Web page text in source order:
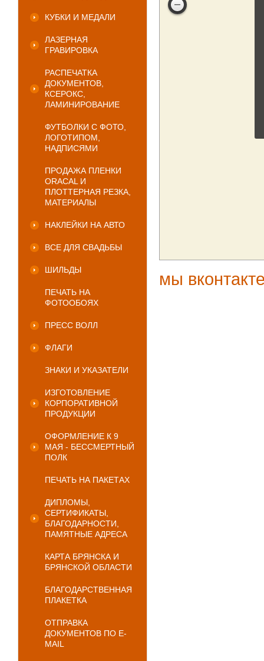
КУБКИ И МЕДАЛИ
ЛАЗЕРНАЯ
ГРАВИРОВКА
РАСПЕЧАТКА
ДОКУМЕНТОВ,
КСЕРОКС,
ЛАМИНИРОВАНИЕ
ФУТБОЛКИ С ФОТО,
ЛОГОТИПОМ,
НАДПИСЯМИ
ПРОДАЖА ПЛЕНКИ
ORACAL И
ПЛОТТЕРНАЯ РЕЗКА,
МАТЕРИАЛЫ
НАКЛЕЙКИ НА АВТО
ВСЕ ДЛЯ СВАДЬБЫ
ШИЛЬДЫ
ПЕЧАТЬ НА
ФОТООБОЯХ
ПРЕСС ВОЛЛ
ФЛАГИ
ЗНАКИ И УКАЗАТЕЛИ
ИЗГОТОВЛЕНИЕ
КОРПОРАТИВНОЙ
ПРОДУКЦИИ
ОФОРМЛЕНИЕ К 9
МАЯ - БЕССМЕРТНЫЙ
ПОЛК
ПЕЧАТЬ НА ПАКЕТАХ
ДИПЛОМЫ,
СЕРТИФИКАТЫ,
БЛАГОДАРНОСТИ,
ПАМЯТНЫЕ АДРЕСА
КАРТА БРЯНСКА И
БРЯНСКОЙ ОБЛАСТИ
БЛАГОДАРСТВЕННАЯ
ПЛАКЕТКА
ОТПРАВКА
ДОКУМЕНТОВ ПО E-
MAIL
мы